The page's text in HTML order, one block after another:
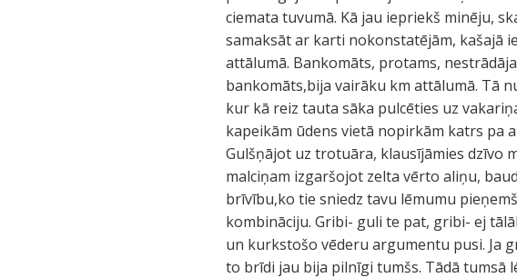
ciemata tuvumā. Kā jau iepriekš minēju,
samaksāt ar karti nokonstatējām, kašajā
attālumā. Bankomāts, protams,
bankomāts,bija vairāku km attālumā. Tā
kur kā reiz tauta sāka pulcēties uz
kapeikām ūdens vietā nopirkām katrs pa
Gulšņājot uz trotuāra, klausījāmies dzīvo
malciņam izgaršojot zelta vērto aliņu,
brīvību,ko tie sniedz tavu lēmumu
kombināciju. Gribi- guli te pat, gribi- ej
un kurkstošo vēderu argumentu pusi. Ja
to brīdi jau bija pilnīgi tumšs. Tādā tumsā